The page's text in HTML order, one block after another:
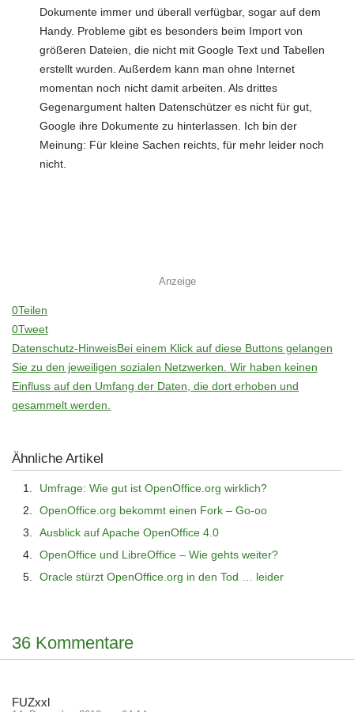
Dokumente immer und überall verfügbar, sogar auf dem
Handy. Probleme gibt es besonders beim Import von
größeren Dateien, die nicht mit Google Text und Tabellen
erstellt wurden. Außerdem kann man ohne Internet
momentan noch nicht damit arbeiten. Als drittes
Gegenargument halten Datenschützer es nicht für gut,
Google ihre Dokumente zu hinterlassen. Ich bin der
Meinung: Für kleine Sachen reichts, für mehr leider noch
nicht.
Anzeige
0Teilen
0Tweet
Datenschutz-HinweisBei einem Klick auf diese Buttons gelangen
Sie zu den jeweiligen sozialen Netzwerken. Wir haben keinen
Einfluss auf den Umfang der Daten, die dort erhoben und
gesammelt werden.
Ähnliche Artikel
Umfrage: Wie gut ist OpenOffice.org wirklich?
OpenOffice.org bekommt einen Fork – Go-oo
Ausblick auf Apache OpenOffice 4.0
OpenOffice und LibreOffice – Wie gehts weiter?
Oracle stürzt OpenOffice.org in den Tod … leider
36 Kommentare
FUZxxl